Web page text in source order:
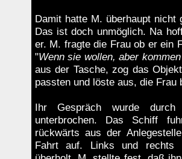
Damit hatte M. überhaupt
Das ist doch unmöglich. Na
er. M. fragte die Frau ob er ein
"Wenn sie wollen, aber
aus der Tasche, zog das
passten und löste aus, die
Ihr Gespräch wurde durch
unterbrochen. Das Schiff
rückwärts aus der
Fahrt auf. Links und rechts